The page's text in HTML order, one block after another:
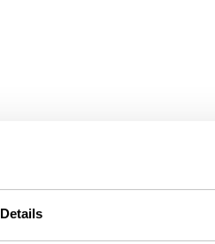
Details